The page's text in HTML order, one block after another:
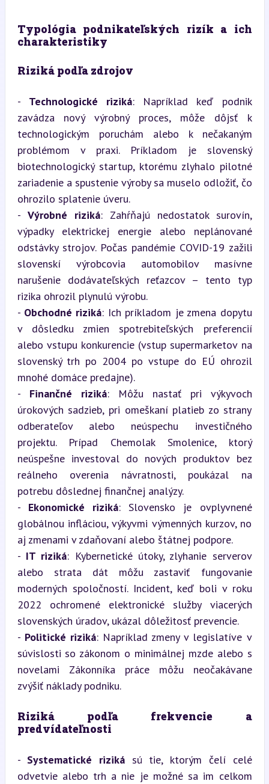
Typológia podnikateľských rizík a ich
charakteristiky
Riziká podľa zdrojov
- Technologické riziká: Napríklad keď podnik
zavádza nový výrobný proces, môže dôjsť k
technologickým poruchám alebo k nečakaným
problémom v praxi. Príkladom je slovenský
biotechnologický startup, ktorému zlyhalo pilotné
zariadenie a spustenie výroby sa muselo odložiť, čo
ohrozilo splatenie úveru.
- Výrobné riziká: Zahŕňajú nedostatok surovín,
výpadky elektrickej energie alebo neplánované
odstávky strojov. Počas pandémie COVID-19 zažili
slovenskí výrobcovia automobilov masívne
narušenie dodávateľských reťazcov – tento typ
rizika ohrozil plynulú výrobu.
- Obchodné riziká: Ich príkladom je zmena dopytu
v dôsledku zmien spotrebiteľských preferencií
alebo vstupu konkurencie (vstup supermarketov na
slovenský trh po 2004 po vstupe do EÚ ohrozil
mnohé domáce predajne).
- Finančné riziká: Môžu nastať pri výkyvoch
úrokových sadzieb, pri omeškaní platieb zo strany
odberateľov alebo neúspechu investičného
projektu. Prípad Chemolak Smolenice, ktorý
neúspešne investoval do nových produktov bez
reálneho overenia návratnosti, poukázal na
potrebu dôslednej finančnej analýzy.
- Ekonomické riziká: Slovensko je ovplyvnené
globálnou infláciou, výkyvmi výmenných kurzov, no
aj zmenami v zdaňovaní alebo štátnej podpore.
- IT riziká: Kybernetické útoky, zlyhanie serverov
alebo strata dát môžu zastaviť fungovanie
moderných spoločností. Incident, keď boli v roku
2022 ochromené elektronické služby viacerých
slovenských úradov, ukázal dôležitosť prevencie.
- Politické riziká: Napríklad zmeny v legislatíve v
súvislosti so zákonom o minimálnej mzde alebo s
novelami Zákonníka práce môžu neočakávane
zvýšiť náklady podniku.
Riziká podľa frekvencie a
predvídateľnosti
- Systematické riziká sú tie, ktorým čelí celé
odvetvie alebo trh a nie je možné sa im celkom